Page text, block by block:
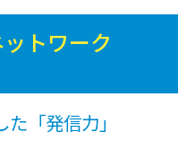
トワーク
「発信力」